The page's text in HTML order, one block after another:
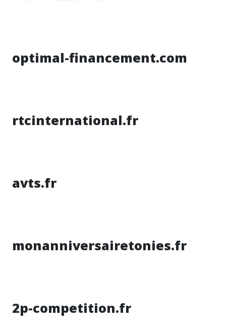
optimal-financement.com
rtcinternational.fr
avts.fr
monanniversairetonies.fr
2p-competition.fr